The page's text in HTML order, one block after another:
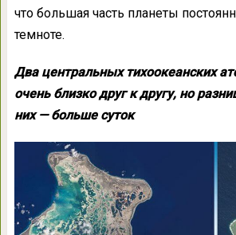
что большая часть планеты
темноте.
Два центральных тихоокеанских
очень близко друг к другу, но
них — больше суток